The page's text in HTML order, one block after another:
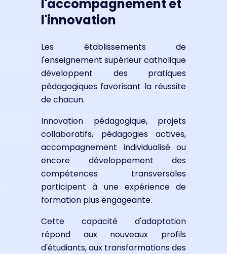
l'accompagnement et
l'innovation
Les établissements de
l'enseignement supérieur catholique
développent des pratiques
pédagogiques favorisant la réussite
de chacun.
Innovation pédagogique, projets
collaboratifs, pédagogies actives,
accompagnement individualisé ou
encore développement des
compétences transversales
participent à une expérience de
formation plus engageante.
Cette capacité d'adaptation
répond aux nouveaux profils
d'étudiants, aux transformations des